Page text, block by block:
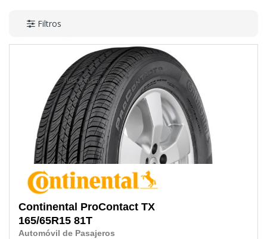
Filtros
Continental ProContact TX
165/65R15 81T
Automóvil de Pasajeros